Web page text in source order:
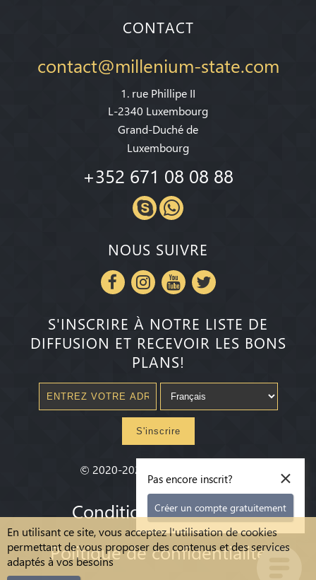
En utilisant ce site, vous acceptez l'utilisation de cookies
permettant de vous proposer des contenus et des services
adaptés à vos besoins
CONTACT
contact@millenium-state.com
1. rue Phillipe II
L-2340 Luxembourg
Grand-Duché de
Luxembourg
+352 671 08 08 88
NOUS SUIVRE
S'INSCRIRE À NOTRE LISTE DE
DIFFUSION ET RECEVOIR LES BONS
PLANS!
S'inscrire
© 2020-2026
Conditions Générales
Politique de confidentialité
×
Pas encore inscrit?
Créer un compte gratuitement